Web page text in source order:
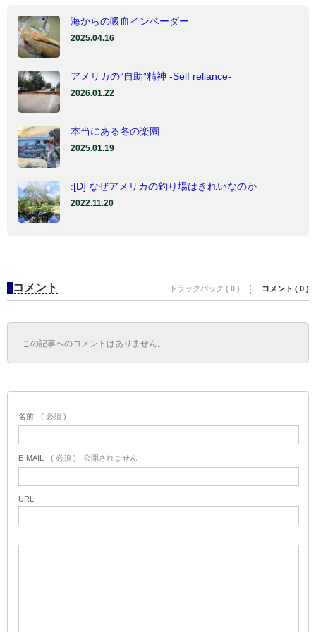
海からの吸血インベーダー
2025.04.16
アメリカの”自助”精神 -Self reliance-
2026.01.22
本当にある冬の楽園
2025.01.19
:[D] なぜアメリカの釣り場はきれいなのか
2022.11.20
コメント トラックバック ( 0 ) コメント ( 0 )
この記事へのコメントはありません。
名前 ( 必須 )
E-MAIL ( 必須 ) - 公開されません -
URL